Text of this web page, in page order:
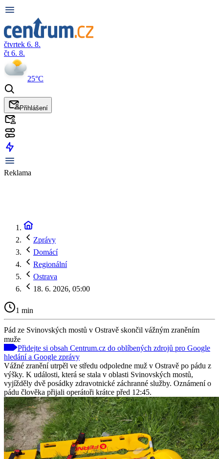
čtvrtek 6. 8.
čt 6. 8.
25°C
Přihlášení
Reklama
Zprávy
Domácí
Regionální
Ostrava
18. 6. 2026, 05:00
1 min
Pád ze Svinovských mostů v Ostravě skončil vážným zraněním
muže
Přidejte si obsah Centrum.cz do oblíbených zdrojů pro Google
hledání a Google zprávy
Vážné zranění utrpěl ve středu odpoledne muž v Ostravě po pádu z
výšky. K události, která se stala v oblasti Svinovských mostů,
vyjížděly dvě posádky zdravotnické záchranné služby. Oznámení o
pádu člověka přijali operátoři krátce před 12:45.